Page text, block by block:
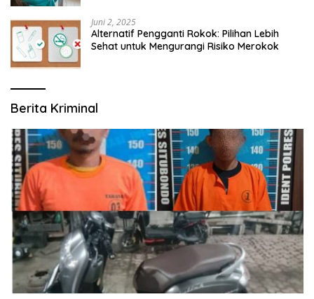
Juni 2, 2025
Alternatif Pengganti Rokok: Pilihan Lebih
Sehat untuk Mengurangi Risiko Merokok
Berita Kriminal